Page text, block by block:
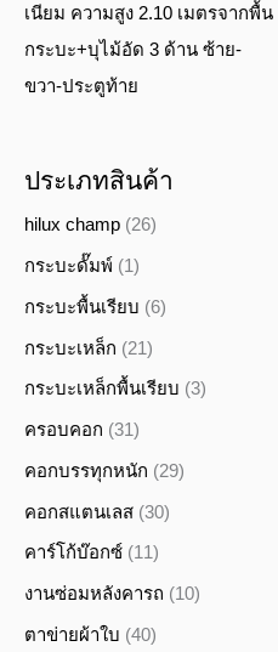
เนียม ความสูง 2.10 เมตรจากพื้น
กระบะ+บุไม้อัด 3 ด้าน ซ้าย-
ขวา-ประตูท้าย
ประเภทสินค้า
hilux champ (26)
กระบะดั๊มพ์ (1)
กระบะพื้นเรียบ (6)
กระบะเหล็ก (21)
กระบะเหล็กพื้นเรียบ (3)
ครอบคอก (31)
คอกบรรทุกหนัก (29)
คอกสแตนเลส (30)
คาร์โก้บ๊อกซ์ (11)
งานซ่อมหลังคารถ (10)
ตาข่ายผ้าใบ (40)